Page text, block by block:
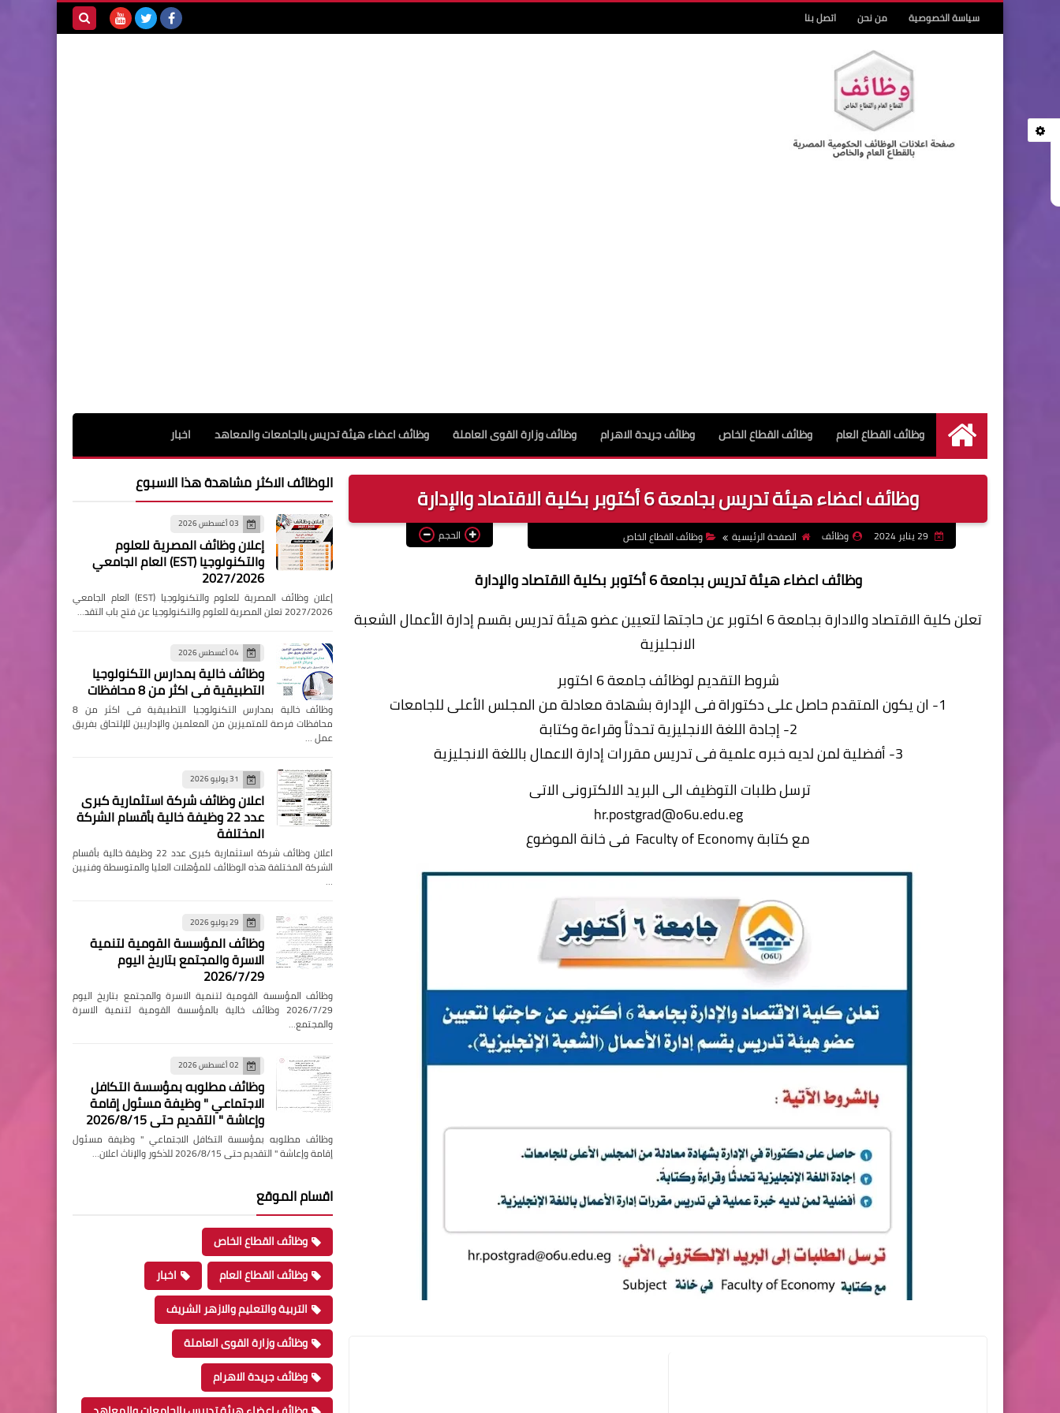
سياسة الخصوصية من نحن اتصل بنا
الرئيسية
وظائف القطاع العام وظائف القطاع الخاص وظائف جريدة الاهرام وظائف وزارة القوى العاملة وظائف اعضاء هيئة تدريس بالجامعات والمعاهد اخبار
وظائف اعضاء هيئة تدريس بجامعة 6 أكتوبر بكلية الاقتصاد والإدارة
وظائف الصفحة الرئيسية وظائف القطاع الخاص الحجم
وظائف اعضاء هيئة تدريس بجامعة 6 أكتوبر بكلية الاقتصاد والإدارة
تعلن كلية الاقتصاد والادارة بجامعة 6 اكتوبر عن حاجتها لتعيين عضو هيئة تدريس بقسم إدارة الأعمال الشعبة
الانجليزية
شروط التقديم لوظائف جامعة 6 اكتوبر
1- ان يكون المتقدم حاصل على دكتوراة فى الإدارة بشهادة معادلة من المجلس الأعلى للجامعات
2- إجادة اللغة الانجليزية تحدثاً وقراءة وكتابة
3- أفضلية لمن لديه خبره علمية فى تدريس مقررات إدارة الاعمال باللغة الانجليزية
ترسل طلبات التوظيف الى البريد الالكترونى الاتى
hr.postgrad@o6u.edu.eg
مع كتابة Faculty of Economy فى خانة الموضوع
الوظائف الاكثر مشاهدة هذا الاسبوع
03 أغسطس 2026
إعلان وظائف المصرية للعلوم
والتكنولوجيا (EST) العام الجامعي
2027/2026
إعلان وظائف المصرية للعلوم والتكنولوجيا (EST) العام الجامعي
2027/2026 تعلن المصرية للعلوم والتكنولوجيا عن فتح باب التقد…
04 أغسطس 2026
وظائف خالية بمدارس التكنولوجيا
التطبيقية فى اكثر من 8 محافظات
وظائف خالية بمدارس التكنولوجيا التطبيقية فى اكثر من 8
محافظات فرصة للمتميزين من المعلمين والإداريين للإلتحاق بفريق
عمل …
31 يوليو 2026
اعلان وظائف شركة استثمارية كبرى
عدد 22 وظيفة خالية بأقسام الشركة
المختلفة
اعلان وظائف شركة استثمارية كبرى عدد 22 وظيفة خالية بأقسام
الشركة المختلفة هذه الوظائف للمؤهلات العليا والمتوسطة وفنيين
…
29 يوليو 2026
وظائف المؤسسة القومية لتنمية
الاسرة والمجتمع بتاريخ اليوم
2026/7/29
وظائف المؤسسة القومية لتنمية الاسرة والمجتمع بتاريخ اليوم
2026/7/29 وظائف خالية بالمؤسسة القومية لتنمية الاسرة
والمجتمع…
02 أغسطس 2026
وظائف مطلوبه بمؤسسة التكافل
الاجتماعي " وظيفة مسئول إقامة
وإعاشة " التقديم حتى 2026/8/15
وظائف مطلوبه بمؤسسة التكافل الاجتماعي " وظيفة مسئول
إقامة وإعاشة " التقديم حتى 2026/8/15 للذكور والإناث اعلان…
اقسام الموقع
وظائف القطاع الخاص
وظائف القطاع العام
اخبار
التربية والتعليم والازهر الشريف
وظائف وزارة القوى العاملة
وظائف جريدة الاهرام